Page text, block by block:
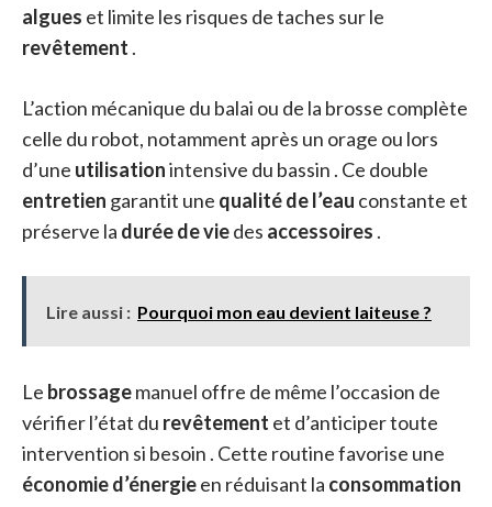
algues et limite les risques de taches sur le
revêtement .
L’action mécanique du balai ou de la brosse complète
celle du robot, notamment après un orage ou lors
d’une utilisationintensive du bassin . Ce double
entretien garantit une qualité de l’eau constante et
préserve la durée de viedes accessoires .
Lire aussi : Pourquoi mon eau devient laiteuse ?
Le brossagemanuel offre de même l’occasion de
vérifier l’état du revêtement et d’anticiper toute
intervention si besoin . Cette routine favorise une
économie d’énergieen réduisant la consommation